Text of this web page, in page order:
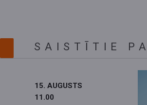
SAISTĪTIE
15. AUGUSTS
11.00